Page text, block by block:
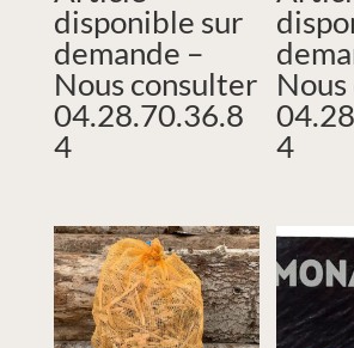
disponible sur
demande –
Nous consulter
04.28.70.36.8
4
4